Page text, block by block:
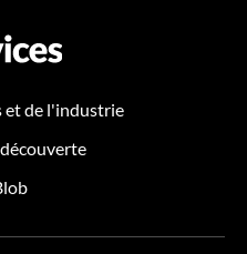
et de l'industrie